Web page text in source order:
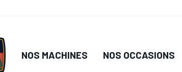
NOS MACHINES NOS OCCASIONS